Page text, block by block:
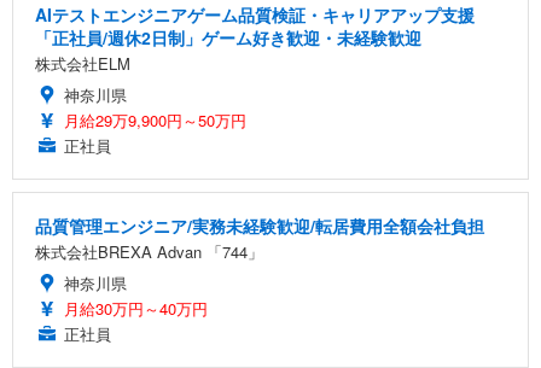
AIテストエンジニアゲーム品質検証・キャリアアップ支援
「正社員/週休2日制」ゲーム好き歓迎・未経験歓迎
株式会社ELM
神奈川県
月給29万9,900円～50万円
正社員
品質管理エンジニア/実務未経験歓迎/転居費用全額会社負担
株式会社BREXA Advan 「744」
神奈川県
月給30万円～40万円
正社員